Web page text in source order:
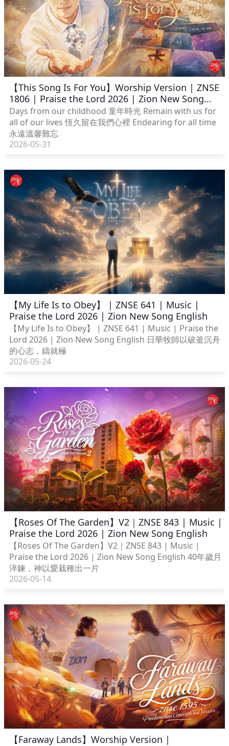
【This Song Is For You】Worship Version | ZNSE
1806 | Praise the Lord 2026 | Zion New Song
English
Days from our childhood 童年時光 Remain with us for
all of our lives 恆久留在我們心裡 Endearing for all time
永遠溫馨難忘
2026-05-31
【My Life Is to Obey】 | ZNSE 641 | Music |
Praise the Lord 2026 | Zion New Song English
【My Life Is to Obey】 | ZNSE 641 | Music | Praise the
Lord 2026 | Zion New Song English 日華牧師以破釜沉舟
的心志，鑄就極
2026-05-24
【Roses Of The Garden】V2｜ZNSE 843 | Music |
Praise the Lord 2026 | Zion New Song English
【Roses Of The Garden】V2｜ZNSE 843 | Music |
Praise the Lord 2026 | Zion New Song English 40年歲月
淬鍊，神以愛栽種出一片
2026-05-14
【Faraway Lands】Worship Version |